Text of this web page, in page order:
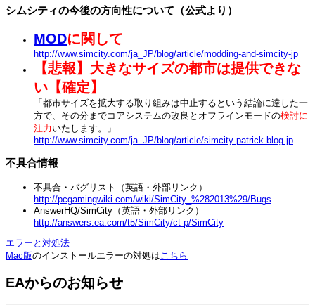
シムシティの今後の方向性について（公式より）
MODに関して
http://www.simcity.com/ja_JP/blog/article/modding-and-simcity-jp
【悲報】大きなサイズの都市は提供できな
い【確定】
「都市サイズを拡大する取り組みは中止するという結論に達した一
方で、その分までコアシステムの改良とオフラインモードの検討に
注力 いたします。」
http://www.simcity.com/ja_JP/blog/article/simcity-patrick-blog-jp
不具合情報
不具合・バグリスト（英語・外部リンク）
http://pcgamingwiki.com/wiki/SimCity_%282013%29/Bugs
AnswerHQ/SimCity（英語・外部リンク）
http://answers.ea.com/t5/SimCity/ct-p/SimCity
エラーと対処法
Mac版のインストールエラーの対処はこちら
EAからのお知らせ